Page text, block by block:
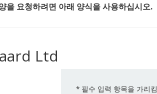
을 요청하려면 아래 양식을 사용하십시오.
Ltd
* 필수 입력 항목을 가리킴